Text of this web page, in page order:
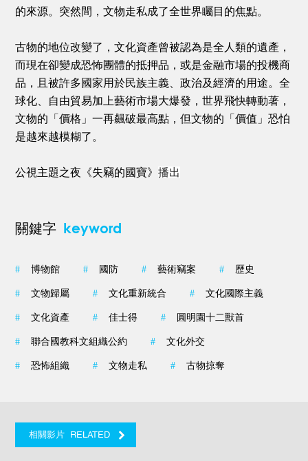
的來源。突然間，文物走私成了全世界矚目的焦點。
古物的地位改變了，文化資產曾被認為是全人類的遺產，
而現在卻變成恐怖團體的抵押品，或是金融市場的投機商
品，且被許多國家用於民族主義、政治及經濟的用途。全
球化、自由貿易加上藝術市場大爆發，世界飛快轉動著，
文物的「價格」一再飆破最高點，但文物的「價值」恐怕
是越來越模糊了。
公視主題之夜《失竊的國寶》播出
關鍵字 keyword
# 博物館 # 國防 # 藝術竊案 # 歷史
# 文物歸屬 # 文化重新統合 # 文化國際主義
# 文化資產 # 佳士得 # 圓明園十二獸首
# 聯合國教科文組織公約 # 文化外交
# 恐怖組織 # 文物走私 # 古物掠奪
相關影片 RELATED